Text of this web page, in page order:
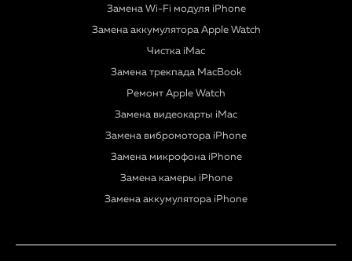
Замена Wi-Fi модуля iPhone
Замена аккумулятора Apple Watch
Чистка iMac
Замена трекпада MacBook
Ремонт Apple Watch
Замена видеокарты iMac
Замена вибромотора iPhone
Замена микрофона iPhone
Замена камеры iPhone
Замена аккумулятора iPhone